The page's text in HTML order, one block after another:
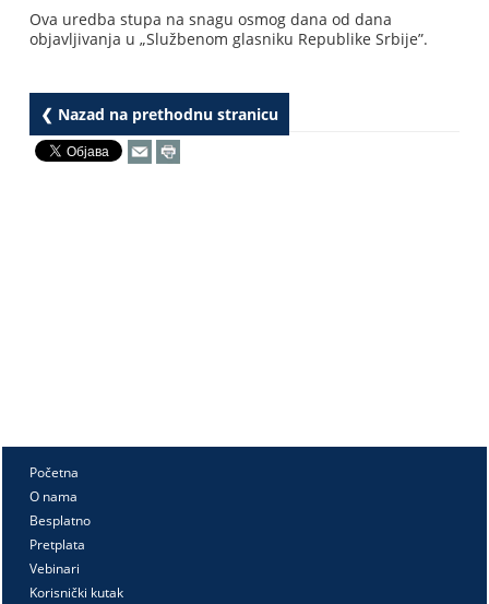
Ova uredba stupa na snagu osmog dana od dana
objavljivanja u „Službenom glasniku Republike Srbije”.
❮ Nazad na prethodnu stranicu
Početna
O nama
Besplatno
Pretplata
Vebinari
Korisnički kutak